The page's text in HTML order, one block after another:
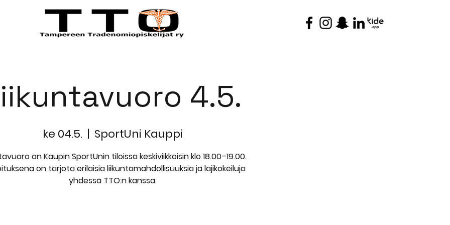
4.5.
ke 04.5.
  |
SportUni Kauppi
on Kaupin SportUnin tiloissa keskiviikkoisin klo 18.00–19.00.
on tarjota erilaisia liikuntamahdollisuuksia ja lajikokeiluja
yhdessä TTO:n kanssa.